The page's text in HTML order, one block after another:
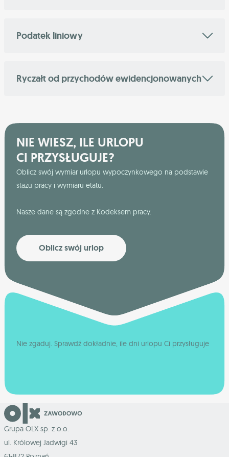
Podatek liniowy
Ryczałt od przychodów ewidencjonowanych
NIE WIESZ, ILE URLOPU
CI PRZYSŁUGUJE?
Oblicz swój wymiar urlopu wypoczynkowego na podstawie
stażu pracy i wymiaru etatu.
Nasze dane są zgodne z Kodeksem pracy.
Oblicz swój urlop
Nie zgaduj. Sprawdź dokładnie, ile dni urlopu Ci przysługuje
Grupa OLX sp. z o.o.
ul. Królowej Jadwigi 43
61-872 Poznań